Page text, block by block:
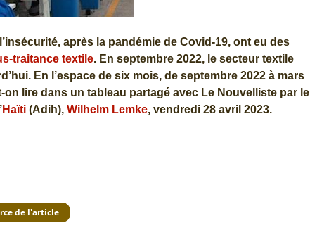
après la pandémie de Covid-19, ont eu des
traitance textile. En septembre 2022, le secteur textile
En l’espace de six mois, de septembre 2022 à mars
lire dans un tableau partagé avec Le Nouvelliste par le
Haïti (Adih), Wilhelm Lemke, vendredi 28 avril 2023.